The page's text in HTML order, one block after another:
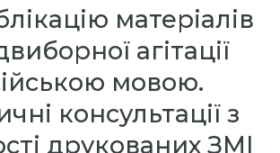
матеріалів
агітації
мовою.
консультації з
друкованих ЗМІ